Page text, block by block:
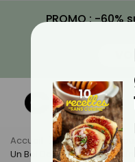
PROMO : -60%
Accueil Actus
Minceur
Un Bol De Soupe Pour Le